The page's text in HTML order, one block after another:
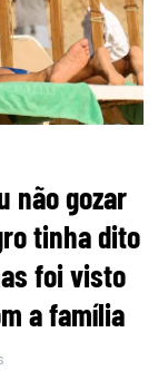
não gozar
tinha dito
foi visto
a família